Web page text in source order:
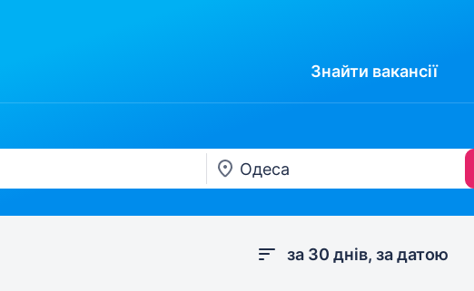
Знайти вакансії
за 30 днів, за датою